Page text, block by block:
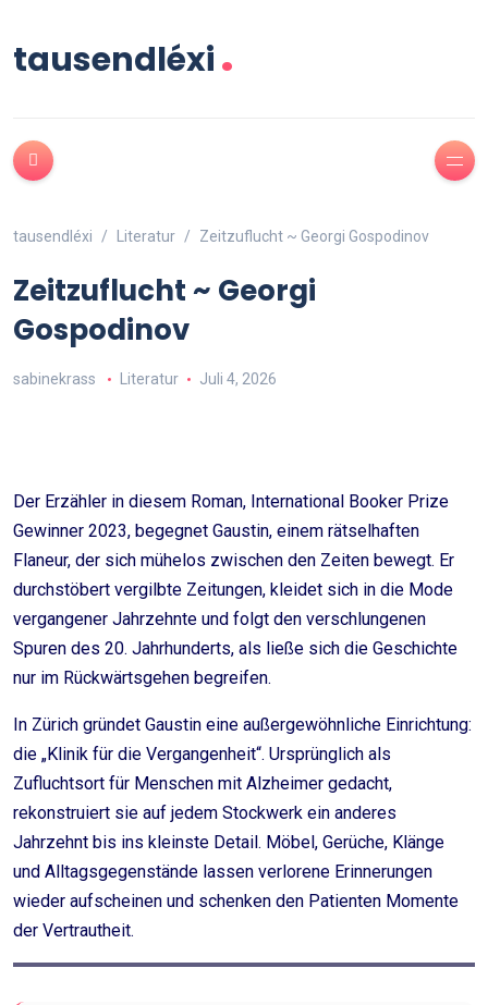
tausendléxi.
tausendléxi Literatur Zeitzuflucht ~ Georgi Gospodinov
Zeitzuflucht ~ Georgi
Gospodinov
sabinekrass Literatur Juli 4, 2026
Der Erzähler in diesem Roman, International Booker Prize
Gewinner 2023, begegnet Gaustin, einem rätselhaften
Flaneur, der sich mühelos zwischen den Zeiten bewegt. Er
durchstöbert vergilbte Zeitungen, kleidet sich in die Mode
vergangener Jahrzehnte und folgt den verschlungenen
Spuren des 20. Jahrhunderts, als ließe sich die Geschichte
nur im Rückwärtsgehen begreifen.
In Zürich gründet Gaustin eine außergewöhnliche Einrichtung:
die „Klinik für die Vergangenheit“. Ursprünglich als
Zufluchtsort für Menschen mit Alzheimer gedacht,
rekonstruiert sie auf jedem Stockwerk ein anderes
Jahrzehnt bis ins kleinste Detail. Möbel, Gerüche, Klänge
und Alltagsgegenstände lassen verlorene Erinnerungen
wieder aufscheinen und schenken den Patienten Momente
der Vertrautheit.